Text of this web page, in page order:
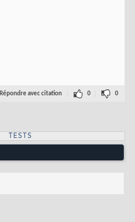
Répondre avec citation 0 0
TESTS